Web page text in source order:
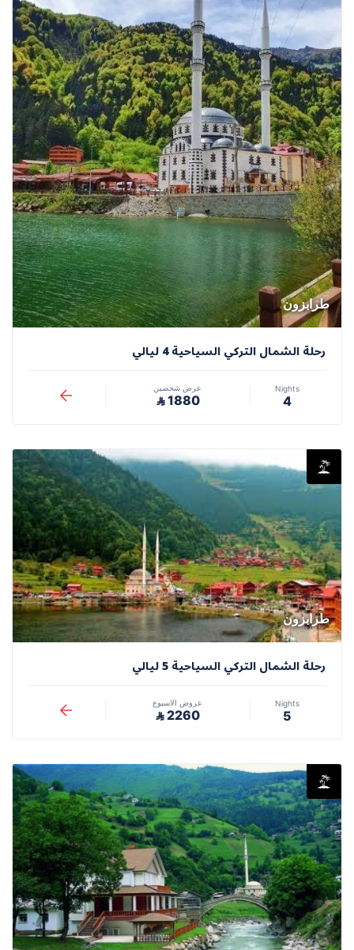
طرابزون
رحلة الشمال التركي السياحية 4 ليالي
Nights
4
عرض شخصين
1880
⃁
طرابزون
رحلة الشمال التركي السياحية 5 ليالي
Nights
5
عروض الاسبوع
2260
⃁